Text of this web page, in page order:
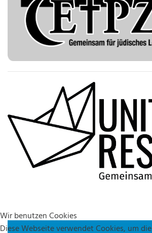
Wir benutzen Cookies
Diese Webseite verwendet Cookies, um die